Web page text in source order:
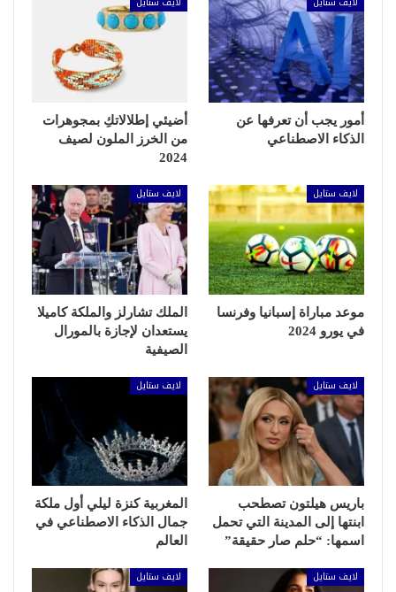
أمور يجب أن تعرفها عن
الذكاء الاصطناعي
أضيئي إطلالاتكِ بمجوهرات
من الخرز الملون لصيف
2024
لايف ستايل
موعد مباراة إسبانيا وفرنسا
في يورو 2024
لايف ستايل
الملك تشارلز والملكة كاميلا
يستعدان لإجازة بالمورال
الصيفية
لايف ستايل
باريس هيلتون تصطحب
ابنتها إلى المدينة التي تحمل
اسمها: “حلم صار حقيقة”
لايف ستايل
المغربية كنزة ليلي أول ملكة
جمال الذكاء الاصطناعي في
العالم
لايف ستايل لايف ستايل